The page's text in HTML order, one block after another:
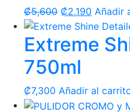
₡5,600 El
precio
original
era:
₡5,600.
₡2,190 El
precio
actual
es:
Añadir
Extreme
750ml
₡7,300 Añadir al